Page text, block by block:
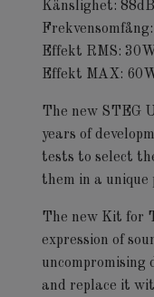
Känslighet:
Effekt RMS: 30W
Effekt MAX:
The new STEG
years of
tests to select
them in a unique
The new Kit for
expression of
and replace it